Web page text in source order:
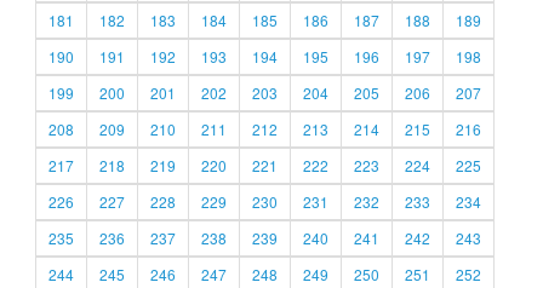
181
182 183 184 185 186 187 188
189
190
191 192 193 194 195 196 197
198
199
200 201 202 203 204 205 206
207
208
209 210 211 212 213 214 215
216
217
218 219 220 221 222 223 224
225
226
227 228 229 230 231 232 233
234
235
236 237 238 239 240 241 242
243
244
245 246 247 248 249 250 251
252